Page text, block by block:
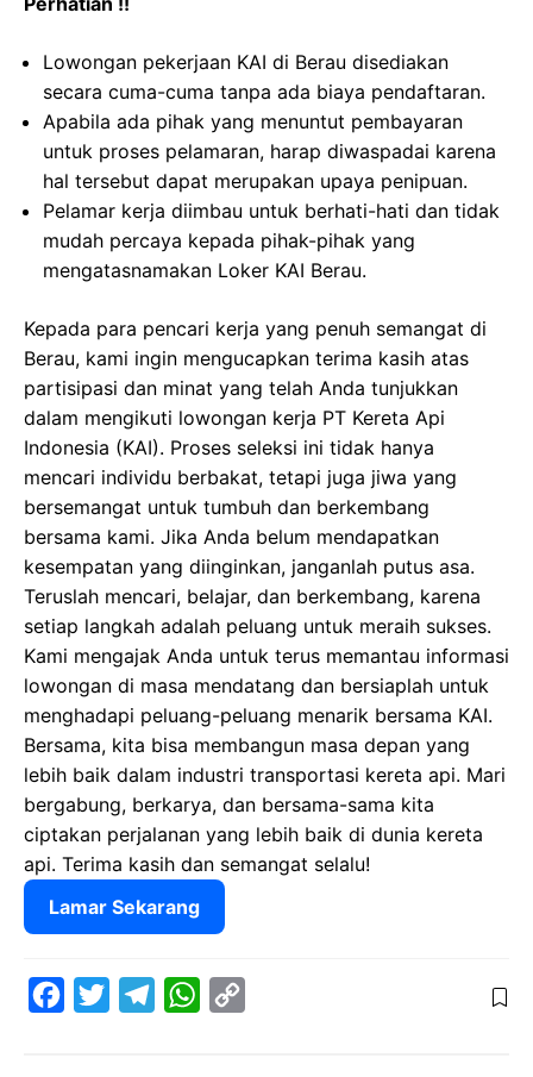
Lowongan pekerjaan KAI di Berau disediakan
secara cuma-cuma tanpa ada biaya pendaftaran.
Apabila ada pihak yang menuntut pembayaran
untuk proses pelamaran, harap diwaspadai karena
hal tersebut dapat merupakan upaya penipuan.
Pelamar kerja diimbau untuk berhati-hati dan tidak
mudah percaya kepada pihak-pihak yang
mengatasnamakan Loker KAI Berau.
Kepada para pencari kerja yang penuh semangat di
Berau, kami ingin mengucapkan terima kasih atas
partisipasi dan minat yang telah Anda tunjukkan
dalam mengikuti lowongan kerja PT Kereta Api
Indonesia (KAI). Proses seleksi ini tidak hanya
mencari individu berbakat, tetapi juga jiwa yang
bersemangat untuk tumbuh dan berkembang
bersama kami. Jika Anda belum mendapatkan
kesempatan yang diinginkan, janganlah putus asa.
Teruslah mencari, belajar, dan berkembang, karena
setiap langkah adalah peluang untuk meraih sukses.
Kami mengajak Anda untuk terus memantau informasi
lowongan di masa mendatang dan bersiaplah untuk
menghadapi peluang-peluang menarik bersama KAI.
Bersama, kita bisa membangun masa depan yang
lebih baik dalam industri transportasi kereta api. Mari
bergabung, berkarya, dan bersama-sama kita
ciptakan perjalanan yang lebih baik di dunia kereta
api. Terima kasih dan semangat selalu!
Lamar Sekarang
W